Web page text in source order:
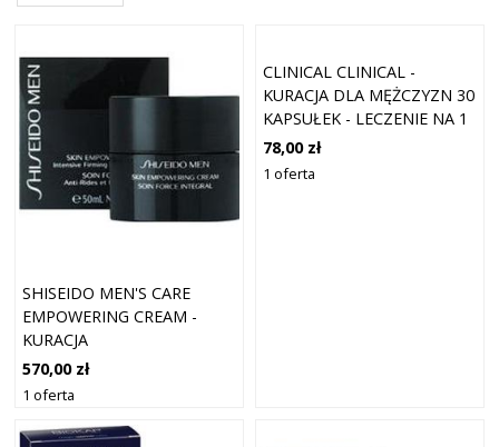
SHISEIDO MEN'S CARE
EMPOWERING CREAM -
KURACJA
PRZECIWZMARSZCZKOWA
DLA MĘŻCZYZN - 50ML
570,00 zł
1 oferta
CLINICAL CLINICAL -
KURACJA DLA MĘŻCZYZN 30
KAPSUŁEK - LECZENIE NA 1
MIESIĄC
78,00 zł
1 oferta